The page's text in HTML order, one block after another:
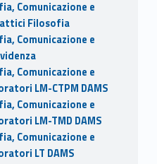
Comunicazione e
Filosofia
Comunicazione e
Comunicazione e
LM-CTPM DAMS
Comunicazione e
LM-TMD DAMS
Comunicazione e
LT DAMS